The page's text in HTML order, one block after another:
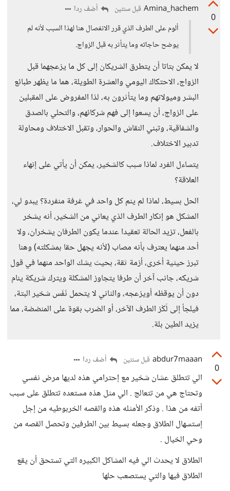
0
Amina_hachem قبل سنتين
أضف ردا
ألوم على الطرف الذي قرر الانفصال هنا لهذا السبب لأنه لم
يوضح حاجاته وما يتأثر به قبل الزواج.
لا يمكن بتاتا أن يتطرق الشريكان إلى كل ما يزعجهما قبل
الزواج، الاحتكاك اليومي والعشرة الطويلة، هما ما يظهر طبائع
البشر وميولاتهم وما يتأثرون به، لذا المفروض على المقبلين
على الزواج، أن يسعوا إلى فهم شركائهم، والتحلي بالصدق
والشفاقية، وتبني النقاش والحوار، وتقبل الاختلاف ومحاولة
تدبير الاختلاف.
يتساءل الفرد لماذا سبب كالشخير، يمكن أن يأتي على إنهاء
العلاقة؟
الحل بسيط، لماذا لم ينم كل واحد في غرفة منفردة؟ يبدو لي،
المشكل هو إنكار الطرف الذي يعاني من الشخير، أنه يشخر
بالفعل، تزيد الحالة تعقيدا عندما يكون الطرفان يشخران، ولا
أحد منهما يعترف بأنه مصاب (لأنه يجهل حقا بمشكلته) وهنا
تبرز حيثية أخرى، أزمة ثقة، بحيث يشك الواحد منهما في قول
شريكه، جانب آخر أن طرفا يتجاوز المشكلة ويترك شريكة ينام
دون أن يوقظه أويزعجه، والثاني لا يتحمل نَفَس شخير البتة،
فيلجأ إلى لَكْز الطرف الآخر، أو الضرب بقوة على المنضضة، مما
يزيد الطين بلة.
0
abdur7maaan قبل سنتين أضف ردا
الي تتطلق عشان شخير مع إحترامي هذه لديها مرض نفسي
وتحتاج هي من تتعالج . الي مثل هذه مستعده تتطلق على سبب
أتفه من هذا . وذكر الأمثله هذه والقصه الخربوطيه من إجل
إستسهال الطلاق وجعله بسيط بين الطرفين وتحصل القصه من
وحي الخيال .
الطلاق لا يحدث الي فيه المشاكل الكبيره التي تستحق أن يقع
الطلاق فيها والتي يستصعب حلها